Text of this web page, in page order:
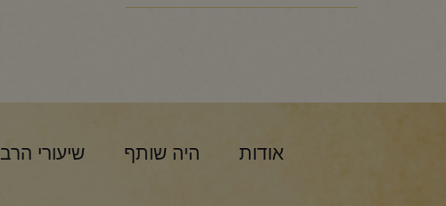
אודות היה שותף שיעורי הרב